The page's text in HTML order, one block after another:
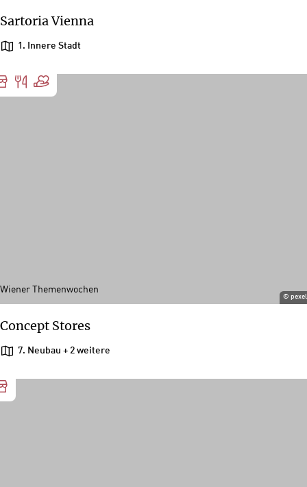
Sartoria Vienna
1. Innere Stadt
©
Wiener Themenwochen
Concept Stores
7. Neubau + 2 weitere